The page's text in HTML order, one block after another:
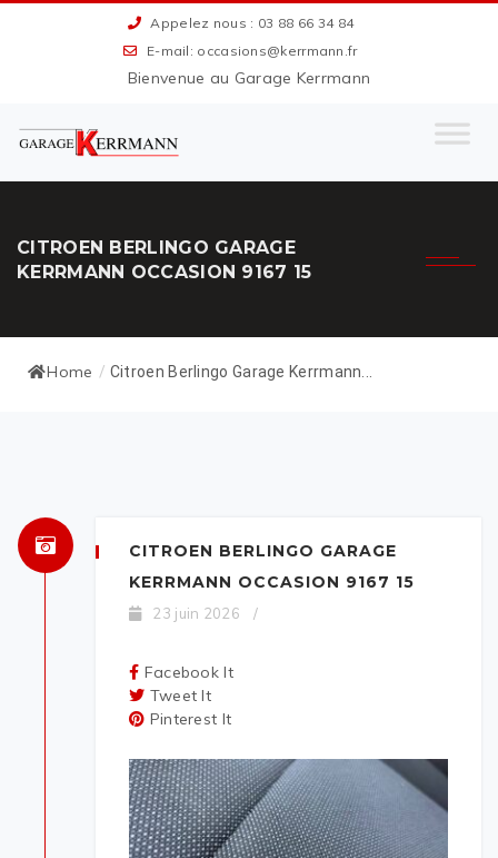
Appelez nous : 03 88 66 34 84
E-mail: occasions@kerrmann.fr
Bienvenue au Garage Kerrmann
CITROEN BERLINGO GARAGE
KERRMANN OCCASION 9167 15
Home / Citroen Berlingo Garage Kerrmann...
CITROEN BERLINGO GARAGE
KERRMANN OCCASION 9167 15
23 juin 2026 /
Facebook It
Tweet It
Pinterest It